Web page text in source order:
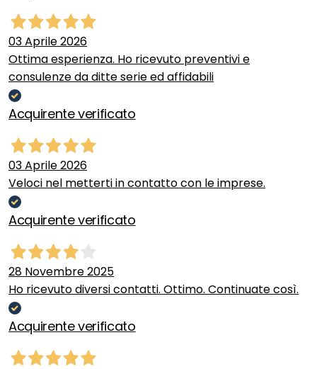
03 Aprile 2026
Ottima esperienza. Ho ricevuto preventivi e
consulenze da ditte serie ed affidabili
Acquirente verificato
03 Aprile 2026
Veloci nel metterti in contatto con le imprese.
Acquirente verificato
28 Novembre 2025
Ho ricevuto diversi contatti. Ottimo. Continuate così.
Acquirente verificato